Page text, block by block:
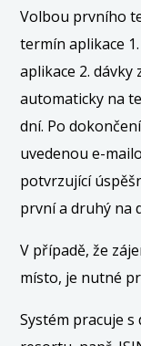
Volbou prvního
termín aplikace
aplikace 2.
automaticky na
dní. Po
uvedenou e-
potvrzující
první a druhý na
V případě, že
místo, je nutné
Systém pracuje